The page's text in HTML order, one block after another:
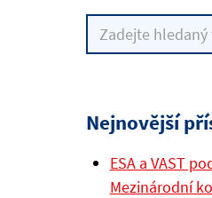
Nejnovější
ESA a VAST
Mezinárodní